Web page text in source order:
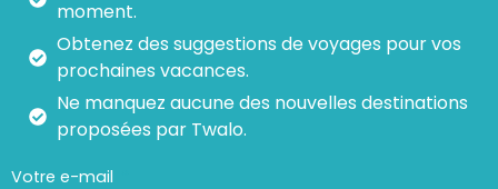
moment.
Obtenez des suggestions de voyages pour vos
prochaines vacances.
Ne manquez aucune des nouvelles destinations
proposées par Twalo.
Votre e-mail